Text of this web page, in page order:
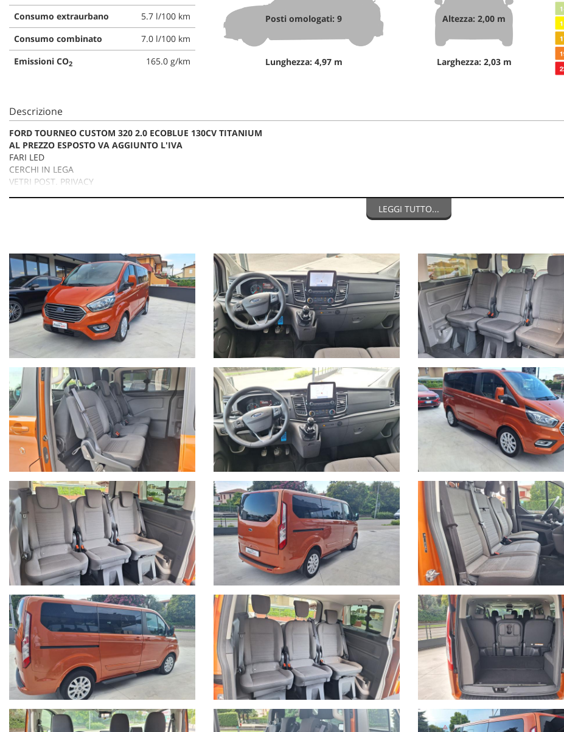
Consumo extraurbano
5.7 l/100 km
Consumo combinato
7.0 l/100 km
Emissioni CO2 165.0 g/km
Posti omologati: 9
Lunghezza: 4,97 m
Altezza: 2,00 m
Larghezza: 2,03 m
Descrizione
FORD TOURNEO CUSTOM 320 2.0 ECOBLUE 130CV TITANIUM
AL PREZZO ESPOSTO VA AGGIUNTO L'IVA
FARI LED
CERCHI IN LEGA
VETRI POST. PRIVACY
KILOMETRI TAGLIANDATI E CERTIFICATI
La dotazione tecnica e gli optional potrebbero in alcuni casi differire dall'effettivo equipaggiamento della vettura. Baggio Auto Srl
incongruenze, che non rappresentano un impegno contrattuale.
POSSIBILITA' DI FINANZIAMENTI PERSONALIZZATI
PER INFORMAZIONI:
Devis Baggio
BAGGIO AUTO SRL
Viale Monte Grappa 20/D
36028 Rossano Veneto (VI) Italia
Tel. +39 0424/848192
Email: info@baggioauto.it
Sito internet: www.baggioauto.it
LEGGI TUTTO...